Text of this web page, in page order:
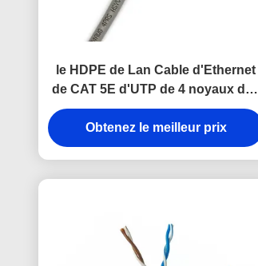
le HDPE de Lan Cable d'Ethernet
de CAT 5E d'UTP de 4 noyaux des
paires 8/CAT 5E de ftp a isolé le
câble de réseau
Obtenez le meilleur prix